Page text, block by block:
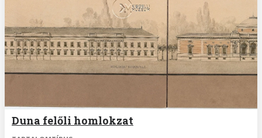
Duna felőli homlokzat